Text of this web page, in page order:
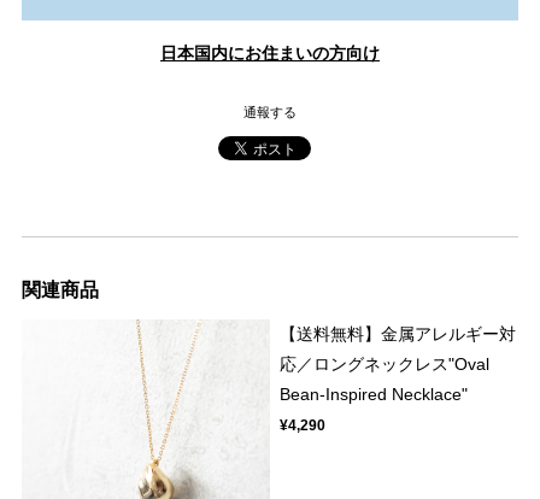
日本国内にお住まいの方向け
通報する
関連商品
【送料無料】金属アレルギー対
応／ロングネックレス"Oval
Bean-Inspired Necklace"
¥4,290